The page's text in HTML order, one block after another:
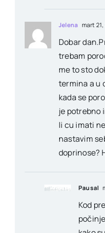
Jelena mart
Dobar
trebam
me to sto
termina a u
kada se
je potrebno
li cu imati
nastavim
doprinose?
Pausal
Kod